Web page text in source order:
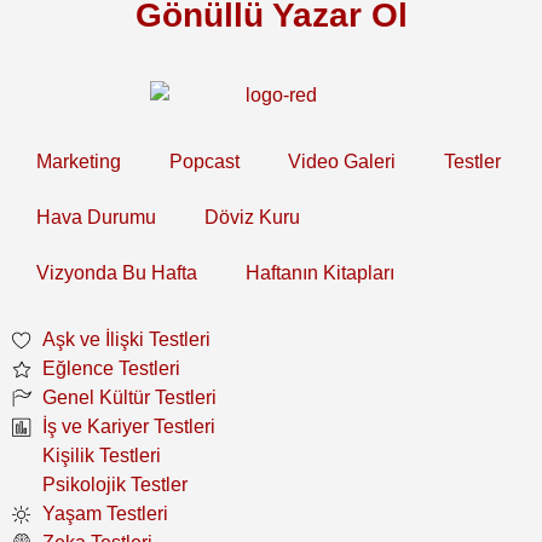
Gönüllü Yazar Ol
Marketing Popcast Video Galeri Testler
Hava Durumu Döviz Kuru
Vizyonda Bu Hafta Haftanın Kitapları
Aşk ve İlişki Testleri
Eğlence Testleri
Genel Kültür Testleri
İş ve Kariyer Testleri
Kişilik Testleri
Psikolojik Testler
Yaşam Testleri